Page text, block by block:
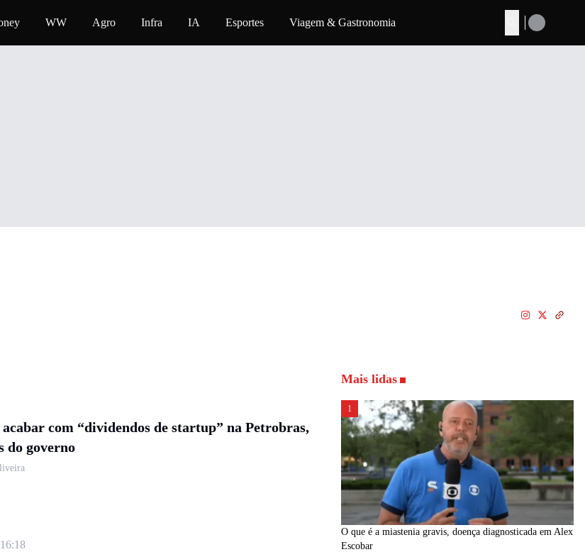
Buscar
WW Agro Infra IA Esportes Viagem & Gastronomia
com “dividendos de startup” na Petrobras,
do governo
Mais lidas
1
O que é a miastenia gravis, doença diagnosticada em Alex
Escobar